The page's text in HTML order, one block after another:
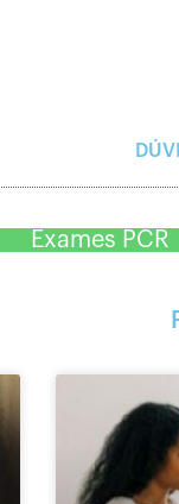
Exames PCR